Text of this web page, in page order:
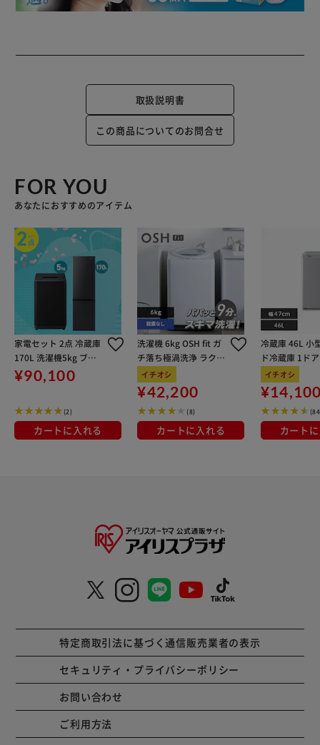
取扱説明書
この商品についてのお問合せ
FOR YOU
あなたにおすすめのアイテム
家電セット 2点 冷蔵庫
170L 洗濯機5kg ブラ
ック ≪設置有り≫【代
引き不可】
¥90,100
(2)
カートに入れる
洗濯機 6kg OSH fit ガ
チ落ち極渦洗浄 ラクと
れLOW設計 一人暮らし
ITW-60B01-W ホワイ
ト
イチオシ
¥42,200
(8)
カートに入れる
冷蔵庫 46L 小
ド冷蔵庫 1ド
m PRC-
バー
イチオシ
カート
特定商取引法に基づく通信販売業者の表示
セキュリティ・プライバシーポリシー
お問い合わせ
ご利用方法